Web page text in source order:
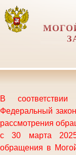
В
Федеральный
рассмотрения
с 30 марта 2025
обращения в